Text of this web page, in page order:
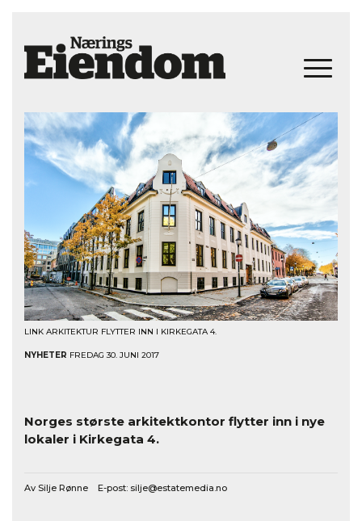
LINK ARKITEKTUR FLYTTER INN I KIRKEGATA 4.
NYHETER FREDAG 30. JUNI 2017
Norges største arkitektkontor flytter inn i nye
lokaler i Kirkegata 4.
Av Silje Rønne E-post: silje@estatemedia.no